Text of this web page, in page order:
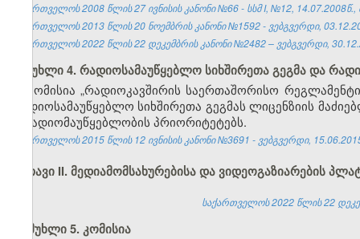
საქართველოს 2008 წლის 27 ივნისის კანონი №66 - სსმ I, №12, 14.07.2008წ.,
საქართველოს 2013 წლის 20 ნოემბრის კანონი №1592 - ვებგვერდი,
საქართველოს 2022 წლის 22 დეკემბრის კანონი №2482 – ვებგვერდი,
მუხლი 4. რადიოსამაუწყებლო სიხშირეთა გეგმა და
კომისია „რადიოკავშირის საერთაშორისო
რადიოსამაუწყებლო სიხშირეთა გეგმას ლიცენზიის
– რადიომაუწყებლობის პრიორიტეტებს.
საქართველოს 2015 წლის 12 ივნისის კანონი №3691 - ვებგვერდი,
თავი II. მედიამომსახურებისა და ვიდეოგაზიარების
საქართველოს 2022 წლის 22
მუხლი 5. კომისია